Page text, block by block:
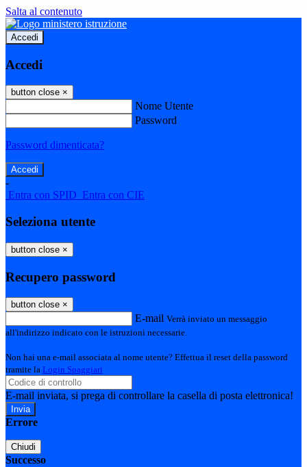
Salta al contenuto
Accedi
Accedi
button close ×
Nome Utente
Password
Password dimenticata?
-
Entra con SPID Entra con CIE
Seleziona utente
button close ×
Recupero password
button close ×
E-mail Verrà inviato un messaggio
all'indirizzo indicato con le istruzioni necessarie.
Non hai una e-mail associata al nome utente? Effettua il reset della password
tramite la Login Spaggiari
E-mail inviata, si prega di controllare la casella di posta elettronica!
Errore
Chiudi
Successo